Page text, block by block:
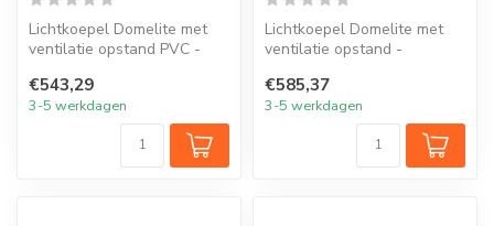
Lichtkoepel Domelite met
ventilatie opstand PVC -
polyca...
€543,29
3-5 werkdagen
Lichtkoepel Domelite met
ventilatie opstand -
polycarbona...
€585,37
3-5 werkdagen